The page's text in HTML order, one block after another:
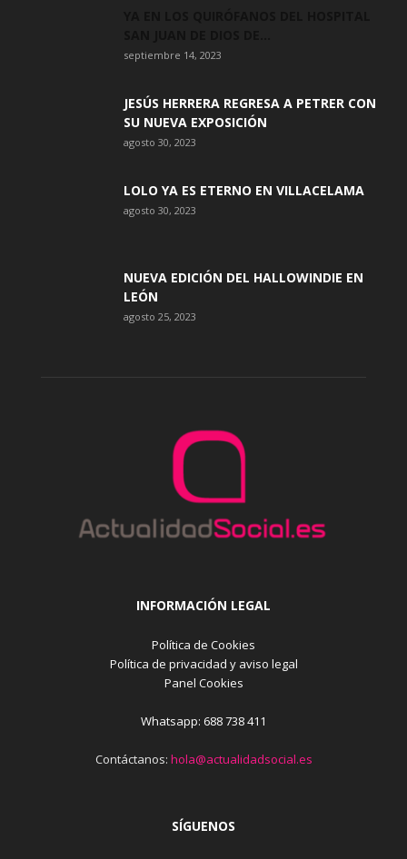
septiembre 14, 2023
JESÚS HERRERA REGRESA A PETRER CON
SU NUEVA EXPOSICIÓN
agosto 30, 2023
LOLO YA ES ETERNO EN VILLACELAMA
agosto 30, 2023
NUEVA EDICIÓN DEL HALLOWINDIE EN
LEÓN
agosto 25, 2023
INFORMACIÓN LEGAL
Política de Cookies
Política de privacidad y aviso legal
Panel Cookies
Whatsapp: 688 738 411
Contáctanos: hola@actualidadsocial.es
SÍGUENOS